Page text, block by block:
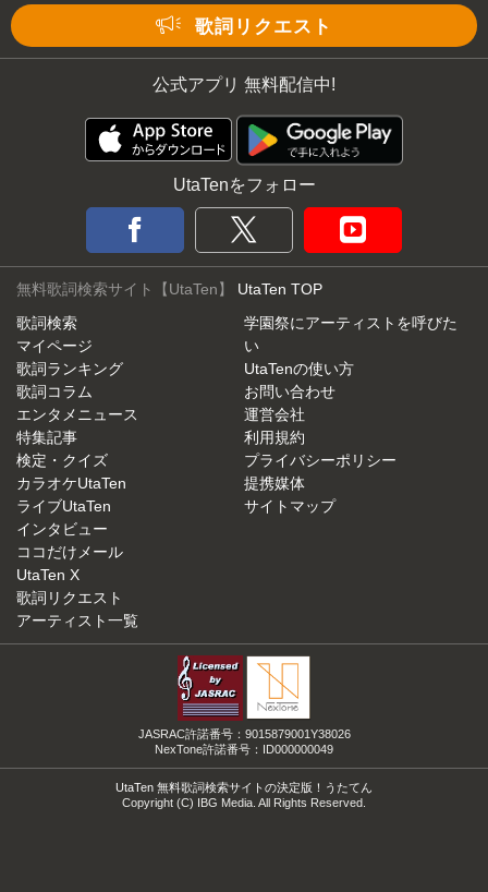
歌詞リクエスト
公式アプリ 無料配信中!
UtaTenをフォロー
無料歌詞検索サイト【UtaTen】 UtaTen TOP
歌詞検索
マイページ
歌詞ランキング
歌詞コラム
エンタメニュース
特集記事
検定・クイズ
カラオケUtaTen
ライブUtaTen
インタビュー
ココだけメール
UtaTen X
歌詞リクエスト
アーティスト一覧
学園祭にアーティストを呼びた
い
UtaTenの使い方
お問い合わせ
運営会社
利用規約
プライバシーポリシー
提携媒体
サイトマップ
JASRAC許諾番号：9015879001Y38026
NexTone許諾番号：ID000000049
UtaTen 無料歌詞検索サイトの決定版！うたてん
Copyright (C) IBG Media. All Rights Reserved.